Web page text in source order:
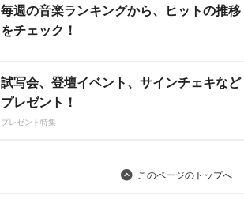
毎週の音楽ランキングから、ヒットの推移
をチェック！
試写会、登壇イベント、サインチェキなど
プレゼント！
プレゼント特集
このページのトップへ